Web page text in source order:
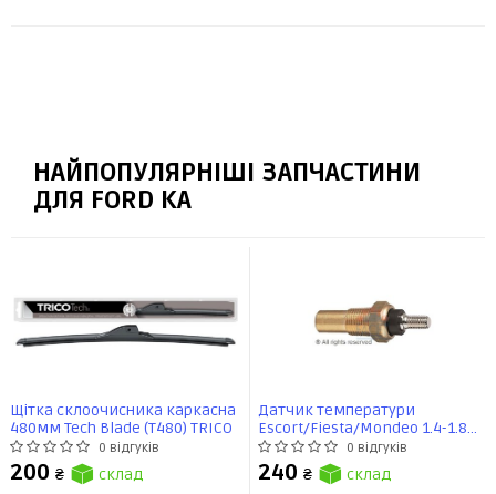
НАЙПОПУЛЯРНІШІ ЗАПЧАСТИНИ
ДЛЯ FORD KA
Щітка склоочисника каркасна
480мм Tech Blade (T480) TRICO
0 відгуків
200 ₴ склад
Датчик температури
Escort/Fiesta/Mondeo 1.4-1.8
i/TD 86-00 (7.3124) Facet
0 відгуків
240 ₴ склад